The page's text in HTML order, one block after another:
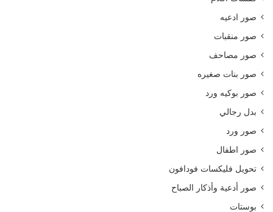
صور ادعيه
صور منقبات
صور مصاحف
صور بنات صغيره
صور بوكيه ورد
بدل رجالي
صور ورد
صور اطفال
تحويل فليكسات فودافون
صور أدعية وأذكار الصباح
بوستات